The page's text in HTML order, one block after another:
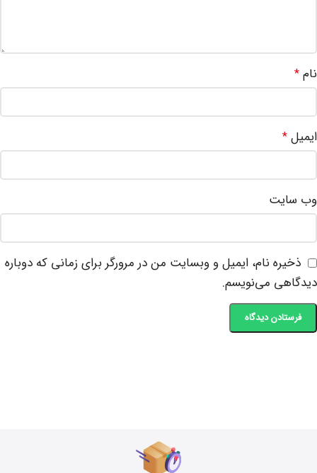
نام *
ایمیل *
وب‌ سایت
ذخیره نام، ایمیل و وبسایت من در مرورگر برای زمانی که دوباره
دیدگاهی می‌نویسم.